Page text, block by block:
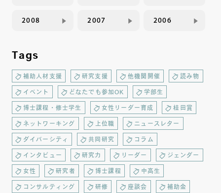
2008 2007 2006
Tags
補助人材支援 研究支援 他機関開催 読み物
イベント どなたでも参加OK 学部生
博士課程・修士学生 女性リーダー育成 桂田賞
ネットワーキング 上位職 ニュースレター
ダイバーシティ 共同研究 コラム
インタビュー 研究力 リーダー ジェンダー
女性 研究者 博士課程 中高生
コンサルティング 研修 座談会 補助金